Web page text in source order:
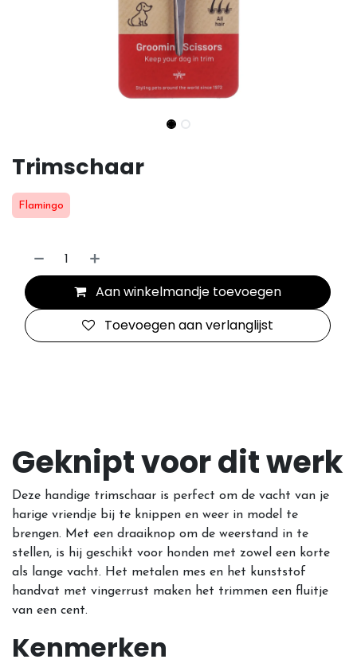
Trimschaar
Flamingo
Aan winkelmandje toevoegen
Toevoegen aan verlanglijst
Geknipt voor dit werk
Deze handige trimschaar is perfect om de vacht van je
harige vriendje bij te knippen en weer in model te
brengen. Met een draaiknop om de weerstand in te
stellen, is hij geschikt voor honden met zowel een korte
als lange vacht. Het metalen mes en het kunststof
handvat met vingerrust maken het trimmen een fluitje
van een cent.
Kenmerken